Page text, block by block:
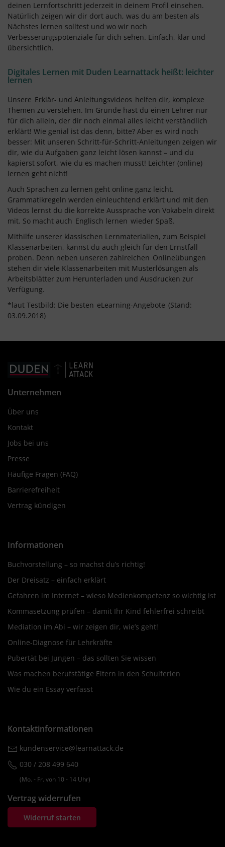
deinen Lernfortschritt jederzeit in deinem Profil einsehen.
Natürlich zeigen wir dir dort auch, was du am besten als
Nächstes lernen solltest und wo wir noch
Verbesserungspotenziale für dich sehen. Einfach, klar und
übersichtlich.
Digitales Lernen mit Duden Learnattack heißt: leichter
lernen
Unsere Erklär- und Anleitungsvideos helfen dir, komplexe
Themen zu verstehen. Im Grunde hast du einen Lehrer nur
für dich allein, der dir noch einmal alles leicht verständlich
erklärt! Wie genial ist das denn, bitte? Aber es wird noch
besser: Mit unseren Schritt-für-Schritt-Anleitungen zeigen wir
dir, wie du Aufgaben ganz leicht lösen kannst – und du
kapierst sofort, wie du es machen musst! Leichter (online)
lernen geht nicht!
Auch Sprachen zu lernen geht online ganz leicht.
Grammatikregeln werden einleuchtend erklärt und mit den
Videos lernst du die korrekte Aussprache von Vokabeln direkt
mit. So macht auch Englisch lernen wieder Spaß.
Mithilfe unserer klassischen Lernmaterialien, zum Beispiel
Klassenarbeiten, kannst du auch gleich für den Ernstfall
proben. Denn neben unseren zahlreichen Onlineübungen
stehen dir viele Klassenarbeiten mit Musterlösungen als
Arbeitsblätter zum Herunterladen und Ausdrucken zur
Verfügung.
*laut Testbild: Die besten eLearning-Angebote (Stand:
03.09.2018)
Unternehmen
Über uns
Kontakt
Jobs bei uns
Presse
Häufige Fragen (FAQ)
Barrierefreiheit
Vertrag kündigen
Informationen
Buchvorstellung – so machst du’s richtig!
Der Dreisatz – einfach erklärt
Gefahren im Internet – wieso Medienkompetenz so wichtig ist
Kommasetzung prüfen – damit Ihr Kind fehlerfrei schreibt
Mediation im Abi – wir zeigen dir, wie’s geht!
Online-Diagnose für Lehrkräfte
Pubertät bei Jungen – das sollten Sie wissen
Was machen berufstätige Eltern in den Schulferien
Wie du ein Essay verfasst
Kontaktinformationen
kundenservice@learnattack.de
030 / 208 499 640
(Mo. ‐ Fr. von 10 ‐ 14 Uhr)
Vertrag widerrufen
Widerruf starten